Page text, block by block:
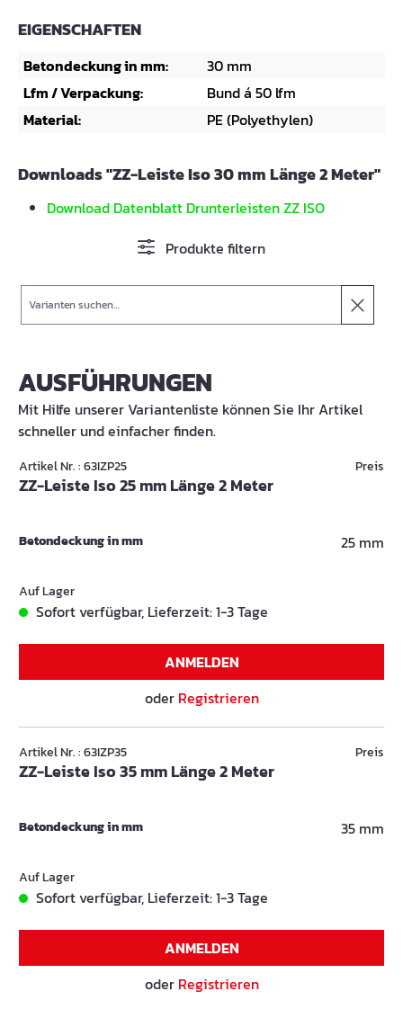
EIGENSCHAFTEN
Betondeckung in mm:
30 mm
Lfm / Verpackung:
Bund á 50 lfm
Material:
PE (Polyethylen)
Downloads "ZZ-Leiste Iso 30 mm Länge 2 Meter"
Download Datenblatt Drunterleisten ZZ ISO
Produkte filtern
AUSFÜHRUNGEN
Mit Hilfe unserer Variantenliste können Sie Ihr Artikel
schneller und einfacher finden.
Artikel Nr. : 63IZP25
ZZ-Leiste Iso 25 mm Länge 2 Meter
Preis
Betondeckung in mm 25 mm
Auf Lager
Sofort verfügbar, Lieferzeit: 1-3 Tage
ANMELDEN
oder Registrieren
Artikel Nr. : 63IZP35
ZZ-Leiste Iso 35 mm Länge 2 Meter
Preis
Betondeckung in mm 35 mm
Auf Lager
Sofort verfügbar, Lieferzeit: 1-3 Tage
ANMELDEN
oder Registrieren